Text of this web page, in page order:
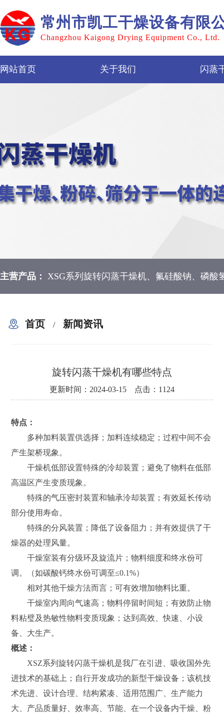
常州市凯工干燥设备有限
Changzhou Kaigong Drying Equipment Co., Ltd.
网站首页 关于我们 闪蒸
主营产品： XSG系列旋转闪蒸干燥机、氟硅酸钠、磷
首页 / 新闻资讯
旋转闪蒸干燥机有哪些特点
更新时间：2024-03-15 点击：1124
特点：
多种加料装置供选择；加料连续稳定；过程中间不会
产生架桥现象。
干燥机低部设置特殊的泠却装置；避免了物料在低部
高温区产生变质现象。
特殊的气压密封装置和轴承泠却装置；有效延长传动
部分使用寿命。
特殊的分风装置；降低了设备阻力；并有效提供了干
燥器的处理风量。
干燥室装有分级环及旋流片；物料细度和终水份可
调。（如碳酸钙终水份可调至≤0.1%）
相对其他干燥方法而言；可有效增加物料比重。
干燥室内周向气速高；物料停留时间短；有效防止物
料粘璧及热敏性物料变质现象；达到高效、快速、小设
备、大生产。
概述：
XSZ系列旋转闪蒸干燥机是我厂在引进、吸收国外先
进技术的基础上；自行开发成功的新型干燥设备；该机技
术先进、设计合理、结构紧凑、适用范围广、生产能力
大、产品质量好、效率高、节能、在一个设备内干燥、粉